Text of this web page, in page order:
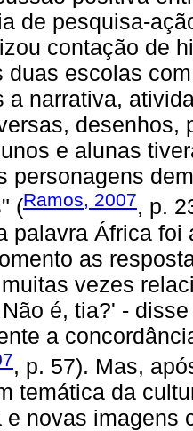
de pesquisa-
contação de
duas escolas
a narrativa,
desenhos,
e alunas
personagens
(Ramos, 2007, p.
palavra África
as
vezes
é, tia?' -
a
, p. 57). Mas,
temática da
e novas imagens